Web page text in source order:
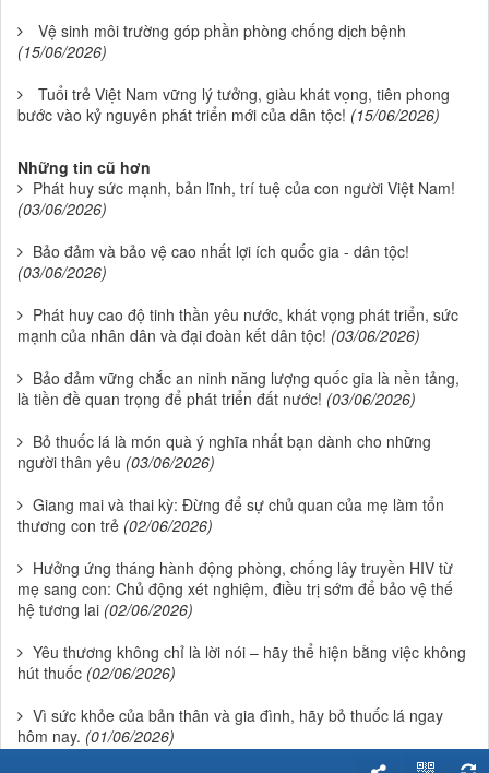
Vệ sinh môi trường góp phần phòng chống dịch bệnh
(15/06/2026)
Tuổi trẻ Việt Nam vững lý tưởng, giàu khát vọng, tiên phong
bước vào kỷ nguyên phát triển mới của dân tộc! (15/06/2026)
Những tin cũ hơn
Phát huy sức mạnh, bản lĩnh, trí tuệ của con người Việt Nam!
(03/06/2026)
Bảo đảm và bảo vệ cao nhất lợi ích quốc gia - dân tộc!
(03/06/2026)
Phát huy cao độ tinh thần yêu nước, khát vọng phát triển, sức
mạnh của nhân dân và đại đoàn kết dân tộc! (03/06/2026)
Bảo đảm vững chắc an ninh năng lượng quốc gia là nền tảng,
là tiền đề quan trọng để phát triển đất nước! (03/06/2026)
Bỏ thuốc lá là món quà ý nghĩa nhất bạn dành cho những
người thân yêu (03/06/2026)
Giang mai và thai kỳ: Đừng để sự chủ quan của mẹ làm tổn
thương con trẻ (02/06/2026)
Hưởng ứng tháng hành động phòng, chống lây truyền HIV từ
mẹ sang con: Chủ động xét nghiệm, điều trị sớm để bảo vệ thế
hệ tương lai (02/06/2026)
Yêu thương không chỉ là lời nói – hãy thể hiện bằng việc không
hút thuốc (02/06/2026)
Vì sức khỏe của bản thân và gia đình, hãy bỏ thuốc lá ngay
hôm nay. (01/06/2026)